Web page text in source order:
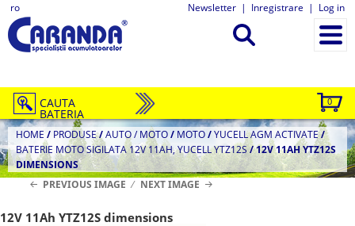
ro Newsletter | Inregistrare | Log in
0
CAUTA
BATERIA
HOME / PRODUSE/AUTO / MOTO/ MOTO/YUCELL AGM ACTIVATE/
BATERIE MOTO SIGILATA 12V 11AH, YUCELL YTZ12S/12V 11AH YTZ12S
DIMENSIONS
PREVIOUS IMAGE
NEXT IMAGE
12V 11Ah YTZ12S dimensions